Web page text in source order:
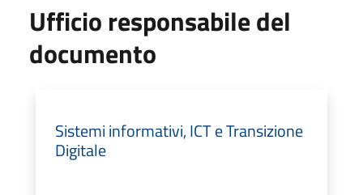
Ufficio responsabile del
documento
Sistemi informativi, ICT e Transizione
Digitale